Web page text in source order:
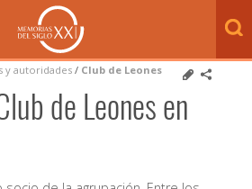
y autoridades / Club de Leones
de Leones en